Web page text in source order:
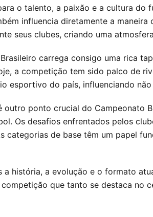
o talento, a paixão e a cultura do
influencia diretamente a
seus clubes, criando uma
carrega consigo uma rica
a competição tem sido palco de
esportivo do país, influenciando
outro ponto crucial do Campeonato
Os desafios enfrentados pelos
categorias de base têm um papel
história, a evolução e o formato
que tanto se destaca no